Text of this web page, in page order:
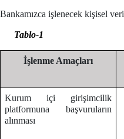
Bankamızca işlenecek kişisel
Tablo-1
İşlenme Amaçları
Kurum içi girişimcilik
platformuna başvuruların
alınması